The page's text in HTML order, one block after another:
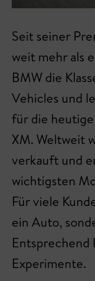
Seit seiner
weit mehr als
BMW die
Vehicles und
für die heutige
XM. Weltweit
verkauft und
wichtigsten
Für viele
ein Auto,
Entsprechend
Experimente.